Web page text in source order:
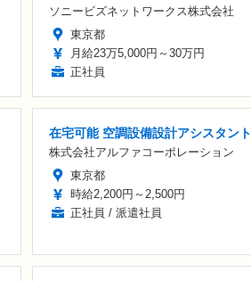
ソニービズネットワークス株式会社
東京都
月給23万5,000円～30万円
正社員
在宅可能 空調設備設計アシスタント
株式会社アルファコーポレーション
東京都
時給2,200円～2,500円
正社員 / 派遣社員